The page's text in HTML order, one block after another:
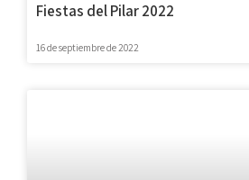
Fiestas del Pilar 2022
16 de septiembre de 2022